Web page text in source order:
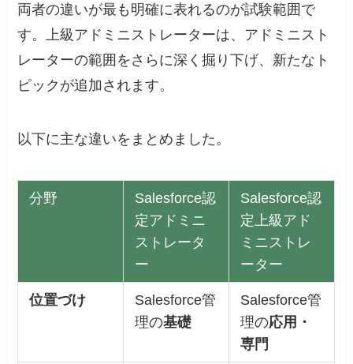
両者の違いが最も明確に表れるのが試験範囲で
す。上級アドミニストレーターは、アドミニスト
レーターの範囲をさらに深く掘り下げ、新たなト
ピックが追加されます。
以下に主な違いをまとめました。
分野
Salesforce認
定アドミニ
ストレータ
ー
Salesforce認
定上級アド
ミニストレ
ーター
位置づけ
Salesforce管
理の基礎
Salesforce管
理の応用・
専門